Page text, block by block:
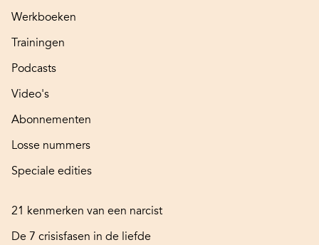
Werkboeken
Trainingen
Podcasts
Video's
Abonnementen
Losse nummers
Speciale edities
21 kenmerken van een narcist
De 7 crisisfasen in de liefde